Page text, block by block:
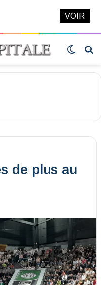
Switch
de plus au
VOIR